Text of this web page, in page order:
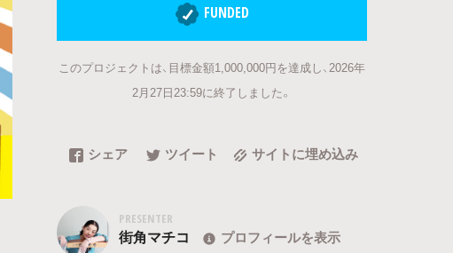
FUNDED
このプロジェクトは、目標金額1,000,000円を達成し、2026年
2月27日23:59に終了しました。
シェア ツイート サイトに埋め込み
PRESENTER
街角マチコ プロフィールを表示